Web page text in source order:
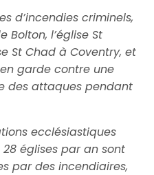
d’incendies criminels,
Bolton, l’église St
St Chad à Coventry, et
garde contre une
des attaques pendant
ecclésiastiques
églises par an sont
par des incendiaires,